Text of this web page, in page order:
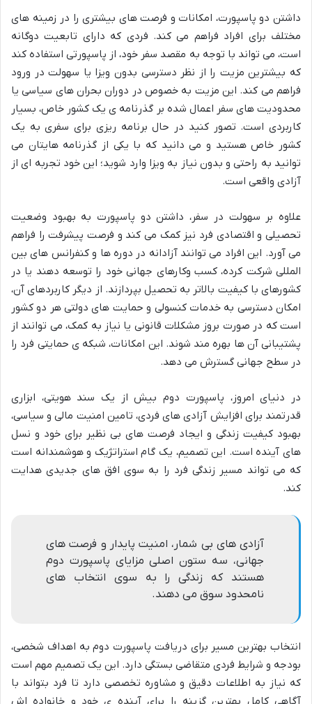
داشتن دو پاسپورت، امکانات و فرصت های بیشتری را در زمینه های
مختلف برای افراد فراهم می کند. فردی که دارای تابعیت دوگانه
است، می تواند با توجه به مقصد سفر خود، از پاسپورتی استفاده کند
که بیشترین مزیت را از نظر دسترسی بدون ویزا یا سهولت در ورود
فراهم می کند. این مزیت به خصوص در دوران بحران های سیاسی یا
محدودیت های سفر اعمال شده بر گذرنامه ی یک کشور خاص، بسیار
کاربردی است. تصور کنید در حال برنامه ریزی برای سفری به یک
کشور خاص هستید و می دانید که با یکی از گذرنامه هایتان می
توانید به راحتی و بدون نیاز به ویزا وارد شوید؛ این خود تجربه ای از
آزادی واقعی است.
علاوه بر سهولت در سفر، داشتن دو پاسپورت به بهبود وضعیت
تحصیلی و اقتصادی فرد نیز کمک می کند و فرصت پیشرفت را فراهم
می آورد. این افراد می توانند آزادانه در دوره ها و کنفرانس های بین
المللی شرکت کرده، کسب وکارهای جهانی خود را توسعه دهند یا در
کشورهای با کیفیت بالاتر به تحصیل بپردازند. از دیگر کاربردهای آن،
امکان دسترسی به خدمات کنسولی و حمایت های دولتی هر دو کشور
است که در صورت بروز مشکلات قانونی یا نیاز به کمک، می توانند از
پشتیبانی آن ها بهره مند شوند. این امکانات، شبکه ی حمایتی فرد را
در سطح جهانی گسترش می دهد.
در دنیای امروز، پاسپورت دوم بیش از یک سند هویتی، ابزاری
قدرتمند برای افزایش آزادی های فردی، تامین امنیت مالی و سیاسی،
بهبود کیفیت زندگی و ایجاد فرصت های بی نظیر برای خود و نسل
های آینده است. این تصمیم، یک گام استراتژیک و هوشمندانه است
که می تواند مسیر زندگی فرد را به سوی افق های جدیدی هدایت
کند.
آزادی های بی شمار، امنیت پایدار و فرصت های
جهانی، سه ستون اصلی مزایای پاسپورت دوم
هستند که زندگی را به سوی انتخاب های
نامحدود سوق می دهند.
انتخاب بهترین مسیر برای دریافت پاسپورت دوم به اهداف شخصی،
بودجه و شرایط فردی متقاضی بستگی دارد. این یک تصمیم مهم است
که نیاز به اطلاعات دقیق و مشاوره تخصصی دارد تا فرد بتواند با